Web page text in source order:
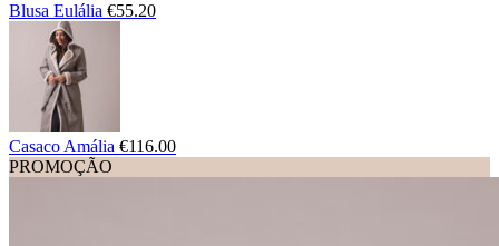
Blusa Eulália €55.20
Casaco Amália €116.00
PROMOÇÃO